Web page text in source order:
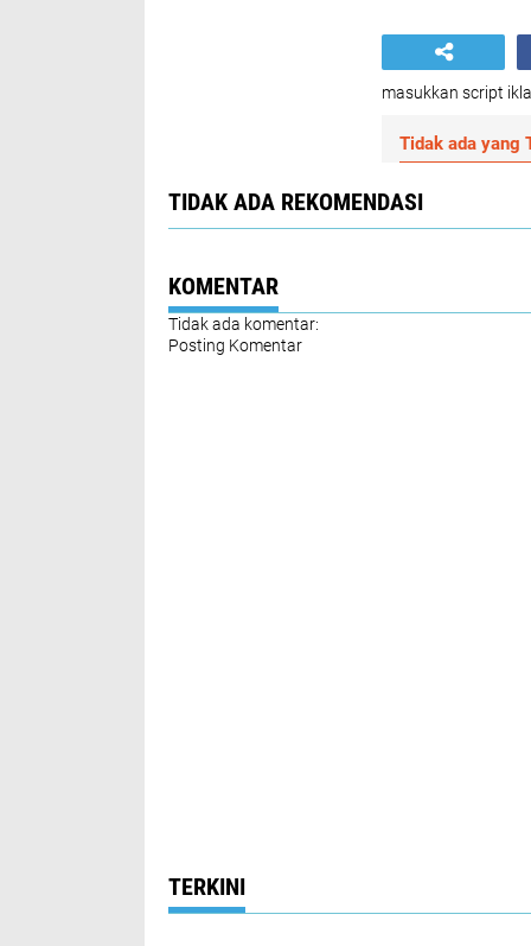
masukkan script
Tidak ada yang
TIDAK ADA REKOMENDASI
KOMENTAR
Tidak ada komentar:
Posting Komentar
TERKINI